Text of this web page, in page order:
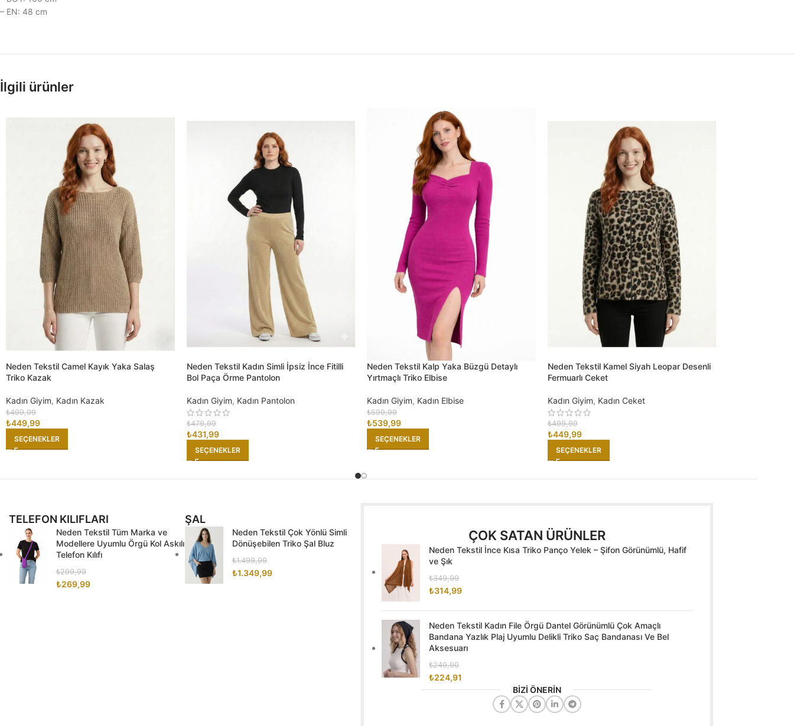
– EN: 48 cm
İlgili ürünler
Neden Tekstil Camel Kayık Yaka Salaş
Triko Kazak
Kadın Giyim, Kadın Kazak
₺499,99
₺449,99
SEÇENEKLER
Neden Tekstil Kadın Simli İpsiz İnce Fitilli
Bol Paça Örme Pantolon
Kadın Giyim, Kadın Pantolon
₺479,99
₺431,99
SEÇENEKLER
Neden Tekstil Kalp Yaka Büzgü Detaylı
Yırtmaçlı Triko Elbise
Kadın Giyim, Kadın Elbise
₺599,99
₺539,99
SEÇENEKLER
Neden Tekstil Kamel Siyah Leopar Desenli
Fermuarlı Ceket
Kadın Giyim, Kadın Ceket
₺499,99
₺449,99
SEÇENEKLER
TELEFON KILIFLARI
Neden Tekstil Tüm Marka ve
Modellere Uyumlu Örgü Kol Askılı
Telefon Kılıfı
₺299,99
₺269,99
ŞAL
Neden Tekstil Çok Yönlü Simli
Dönüşebilen Triko Şal Bluz
₺1.499,99
₺1.349,99
ÇOK SATAN ÜRÜNLER
Neden Tekstil İnce Kısa Triko Panço Yelek – Şifon Görünümlü, Hafif
ve Şık
₺349,99
₺314,99
Neden Tekstil Kadın File Örgü Dantel Görünümlü Çok Amaçlı
Bandana Yazlık Plaj Uyumlu Delikli Triko Saç Bandanası Ve Bel
Aksesuarı
₺249,90
₺224,91
BİZİ ÖNERİN